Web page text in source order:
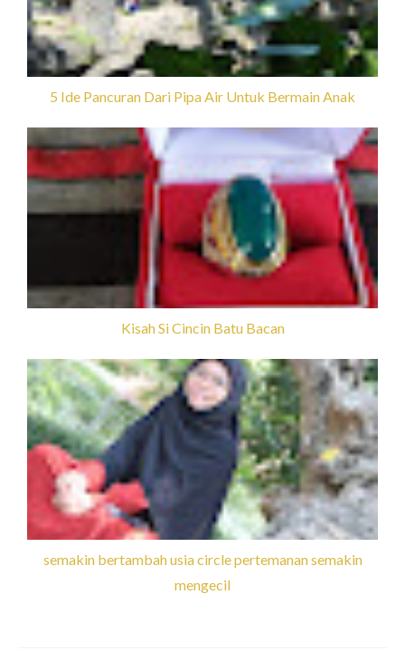
5 Ide Pancuran Dari Pipa Air Untuk Bermain Anak
Kisah Si Cincin Batu Bacan
semakin bertambah usia circle pertemanan semakin
mengecil